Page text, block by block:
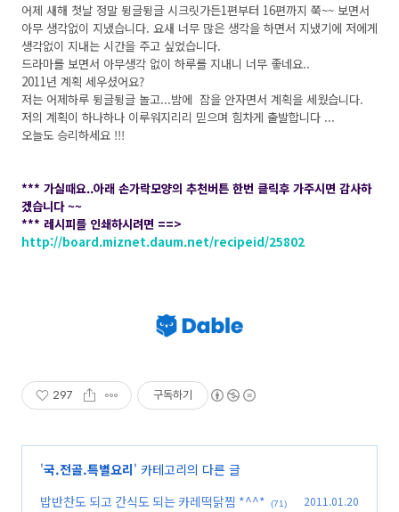
어제 새해 첫날 정말 뒹글뒹글 시크릿가든1편부터 16편까지 쭉~~ 보면서
아무 생각없이 지냈습니다. 요새 너무 많은 생각을 하면서 지냈기에 저에게
생각없이 지내는 시간을 주고 싶었습니다.
드라마를 보면서 아무생각 없이 하루를 지내니 너무 좋네요..
2011년 계획 세우셨어요?
저는 어제하루 뒹글뒹글 놀고...밤에 잠을 안자면서 계획을 세웠습니다.
저의 계획이 하나하나 이루워지리리 믿으며 힘차게 출발합니다 ...
오늘도 승리하세요 !!!
*** 가실때요..아래 손가락모양의 추천버튼 한번 클릭후 가주시면 감사하
겠습니다 ~~
*** 레시피를 인쇄하시려면 ==>
http://board.miznet.daum.net/recipeid/25802
297 구독하기
'국.전골.특별요리' 카테고리의 다른 글
밥반찬도 되고 간식도 되는 카레떡닭찜 *^^*
(71) 2011.01.20